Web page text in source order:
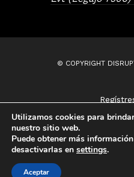
© COPYRIGHT
Utilizamos cookies para
nuestro sitio web.
Puede obtener más
desactivarlas en settings.
Aceptar